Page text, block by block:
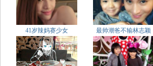
41岁辣妈赛少女 最帅潮爸不输林志颖